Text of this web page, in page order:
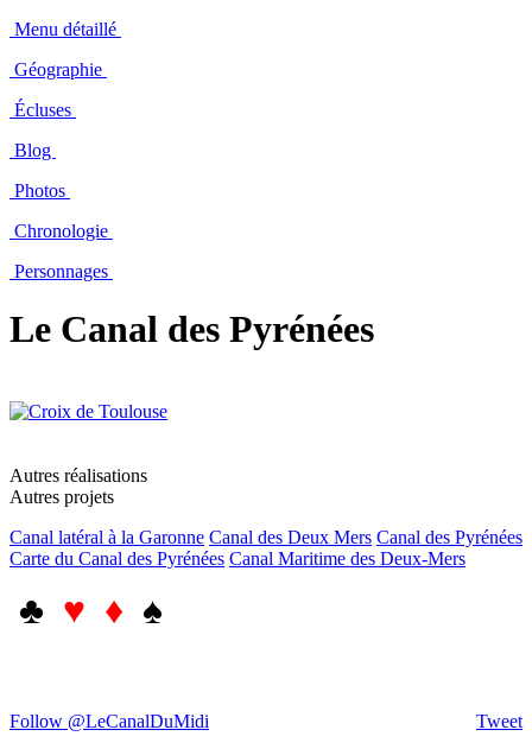
Menu détaillé
Géographie
Écluses
Blog
Photos
Chronologie
Personnages
Le Canal des Pyrénées
Autres réalisations
Autres projets
Canal latéral à la Garonne Canal des Deux Mers Canal des Pyrénées
Carte du Canal des Pyrénées Canal Maritime des Deux-Mers
♣ ♥ ♦ ♠
Tweet
Follow @LeCanalDuMidi